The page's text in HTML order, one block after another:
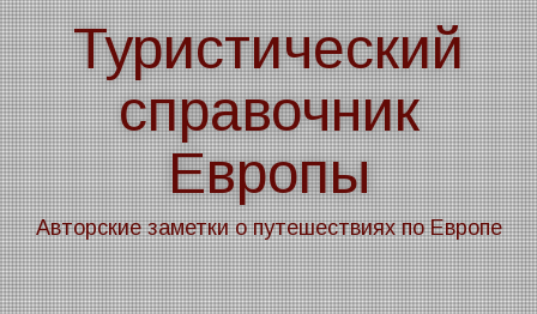
Skip
to
content
Туристический
справочник
Европы
Авторские заметки о путешествиях по Европе